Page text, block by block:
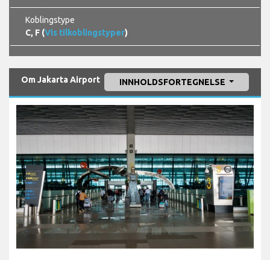
Koblingstype
C, F (Vis tilkoblingstyper)
Om Jakarta Airport INNHOLDSFORTEGNELSE